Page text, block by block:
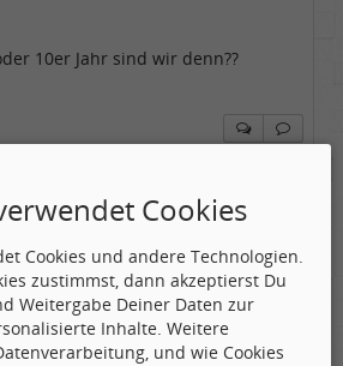
10er Jahr sind wir denn??
Gepostet: 04.04.2020 - 11:34 Uhr ·
von Leslie"]
Cookies
Cookies und andere Technologien.
zustimmst, dann akzeptierst Du
Weitergabe Deiner Daten zur
Inhalte. Weitere
und wie Cookies